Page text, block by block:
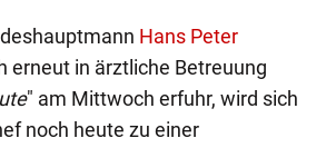
Hans Peter
erneut in ärztliche Betreuung
" am Mittwoch erfuhr, wird sich
noch heute zu einer